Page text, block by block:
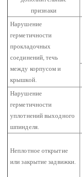
признаки
Нарушение
герметичности
прокладочных
соединений, течь
между корпусом и
крышкой.
Нарушение
герметичности
уплотнений выходного
шпинделя.
Неплотное открытие
или закрытие задвижки.